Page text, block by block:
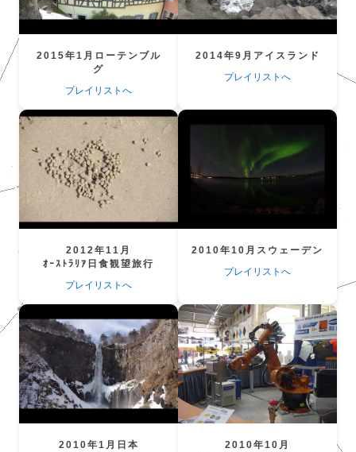
2015年1月ローテンブル
グ
プレイリストへ
2014年9月アイスランド
プレイリストへ
2012年11月
ｵｰｽﾄﾗﾘｱ日食観望旅行
プレイリストへ
2010年10月スウェーデン
プレイリストへ
2010年1月日本
2010年10月